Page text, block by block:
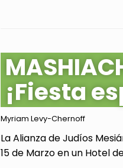
¡Fiesta
Myriam Levy-Chernoff
La Alianza de Judíos
15 de Marzo en un Hotel